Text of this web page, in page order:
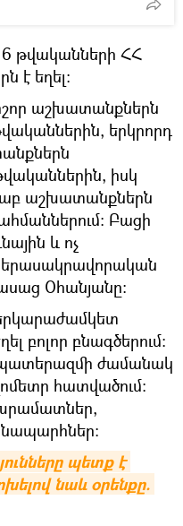
թվականների ՀՀ
է եղել։
աշխատանքներն
երկրորդ
իսկ
աշխատանքներն
Բացի
և ոչ
Օհանյանը։
բոլոր բնագծերում։
պատերազմի ժամանակ
հատվածում։
պետք է
նաև օրենքը.